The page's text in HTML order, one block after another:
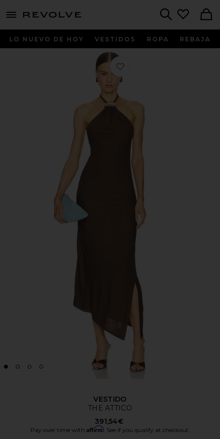
menu - shows more content
LO NUEVO DE HOY VESTIDOS ROPA REBAJA
Favorito VESTIDO
VESTIDO
THE ATTICO
391,54€
Pay over time with Affirm. See if you qualify at checkout.